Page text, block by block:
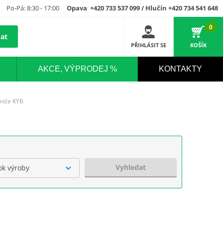
Po-Pá: 8:30 - 17:00 Opava +420 733 537 099 / Hlučín +420 734 541 648
PŘIHLÁSIT SE
0
KOŠÍK
AKCE, VÝPRODEJ % KONTAKTY
KYB
výroby Vyhledat